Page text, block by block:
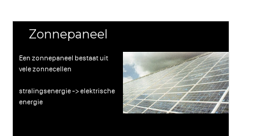
Zonnepaneel
Een zonnepaneel bestaat uit
vele zonnecellen
stralingsenergie -> elektrische
energie